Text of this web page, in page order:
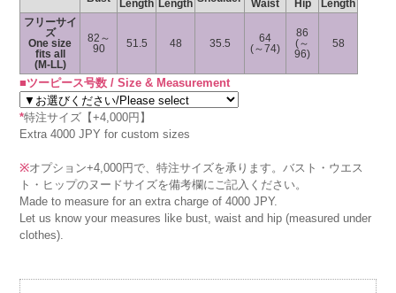
Length Length
Waist
Hip
Length
フリーサイ
ズ
One size
fits all
(M-LL)
82～
90
51.5 48 35.5
64
(～74)
86
(～
96)
58
■ツーピース号数 / Size & Measurement
*特注サイズ【+4,000円】
Extra 4000 JPY for custom sizes
※オプション+4,000円で、特注サイズを承ります。バスト・ウエス
ト・ヒップのヌードサイズを備考欄にご記入ください。
Made to measure for an extra charge of 4000 JPY.
Let us know your measures like bust, waist and hip (measured under
clothes).